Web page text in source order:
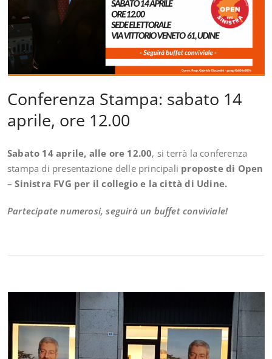
Conferenza Stampa: sabato 14
aprile, ore 12.00
Sabato 14 aprile, alle ore 12.00, si terrà la conferenza
stampa di presentazione delle principali proposte di Open
– Sinistra FVG per il collegio e la città di Udine.
Partecipate numerosi, seguirà un buffet conviviale!